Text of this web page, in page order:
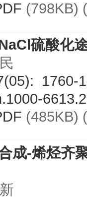
(798KB) (
硫酸化
1760-
(485KB) (
成-烯烃齐